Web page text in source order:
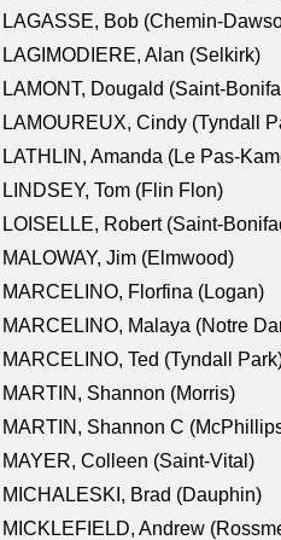
LAGASSE, Bob (Chemin-
LAGIMODIERE, Alan (Selkirk)
LAMONT, Dougald (Saint-
LAMOUREUX, Cindy (Tyndall
LATHLIN, Amanda (Le Pas-
LINDSEY, Tom (Flin Flon)
LOISELLE, Robert (Saint-
MALOWAY, Jim (Elmwood)
MARCELINO, Florfina (Logan)
MARCELINO, Malaya (Notre
MARCELINO, Ted (Tyndall
MARTIN, Shannon (Morris)
MARTIN, Shannon C
MAYER, Colleen (Saint-Vital)
MICHALESKI, Brad (Dauphin)
MICKLEFIELD, Andrew